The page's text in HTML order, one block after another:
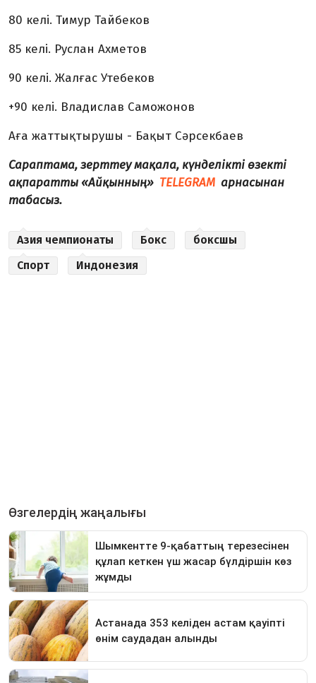
80 келі. Тимур Тайбеков
85 келі. Руслан Ахметов
90 келі. Жалғас Утебеков
+90 келі. Владислав Саможонов
Аға жаттықтырушы - Бақыт Сәрсекбаев
Сараптама, зерттеу мақала, күнделікті өзекті
ақпаратты «Айқынның» TELEGRAM арнасынан
табасыз.
Азия чемпионаты Бокс
боксшы
Спорт
Индонезия